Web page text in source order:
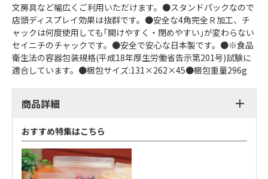
文房具など幅広くご利用いただけます。●スタンドパックなので
店頭ディスプレイ効果は抜群です。●安全な4角完全Ｒ加工、チ
ャックは何度使用しても｢開けやすく・閉めやすい｣が変わらない
セイニチのチャックです。●安全で安心な日本製です。●※食品
衛生法の容器包装規格(平成18年厚生労働省告示第201号)試験に
適合しています。●梱包サイズ:131×262×45●梱包重量296g
商品詳細
おすすめ特集はこちら